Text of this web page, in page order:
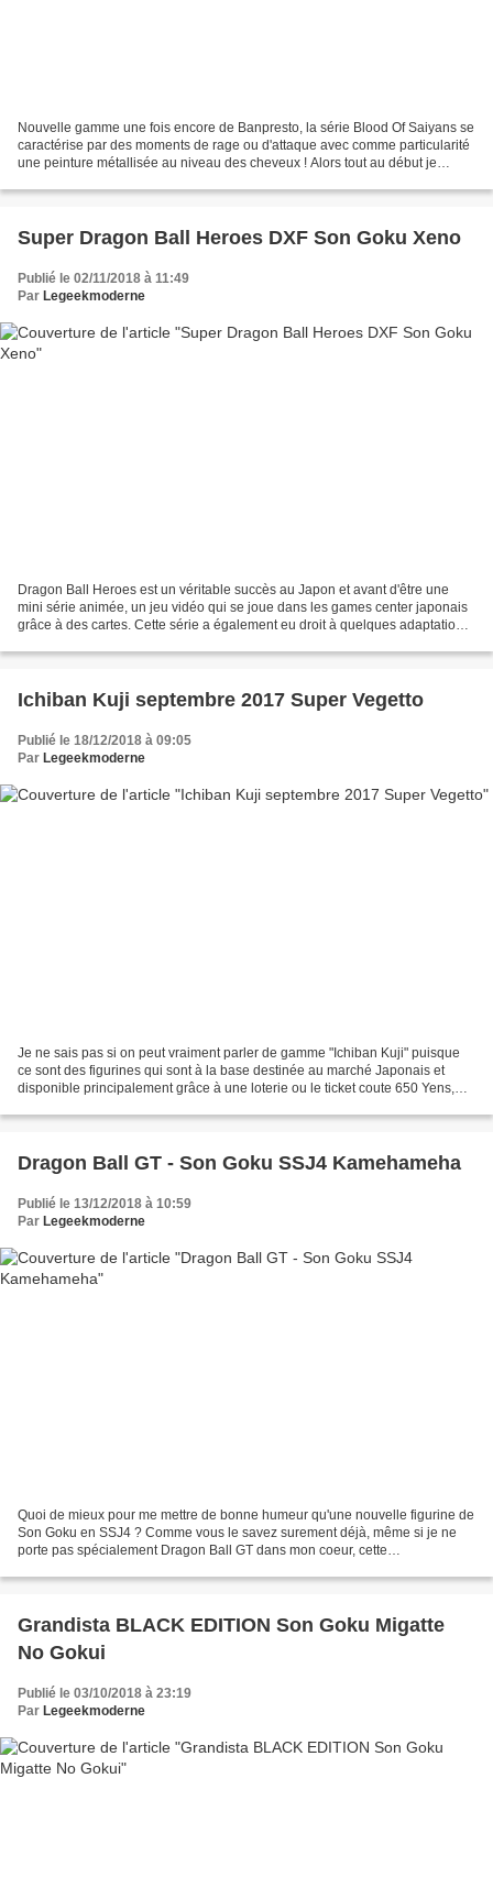
Nouvelle gamme une fois encore de Banpresto, la série Blood Of Saiyans se
caractérise par des moments de rage ou d'attaque avec comme particularité
une peinture métallisée au niveau des cheveux ! Alors tout au début je
Super Dragon Ball Heroes DXF Son Goku Xeno
Publié le 02/11/2018 à 11:49
Par Legeekmoderne
Dragon Ball Heroes est un véritable succès au Japon et avant d'être une
mini série animée, un jeu vidéo qui se joue dans les games center japonais
grâce à des cartes. Cette série a également eu droit à quelques adaptations
Ichiban Kuji septembre 2017 Super Vegetto
Publié le 18/12/2018 à 09:05
Par Legeekmoderne
Je ne sais pas si on peut vraiment parler de gamme "Ichiban Kuji" puisque
ce sont des figurines qui sont à la base destinée au marché Japonais et
disponible principalement grâce à une loterie ou le ticket coute 650 Yens,
Dragon Ball GT - Son Goku SSJ4 Kamehameha
Publié le 13/12/2018 à 10:59
Par Legeekmoderne
Quoi de mieux pour me mettre de bonne humeur qu'une nouvelle figurine de
Son Goku en SSJ4 ? Comme vous le savez surement déjà, même si je ne
porte pas spécialement Dragon Ball GT dans mon coeur, cette
Grandista BLACK EDITION Son Goku Migatte
No Gokui
Publié le 03/10/2018 à 23:19
Par Legeekmoderne